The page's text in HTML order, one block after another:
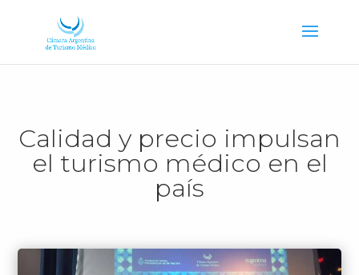
Calidad y precio impulsan
el turismo médico en el
país